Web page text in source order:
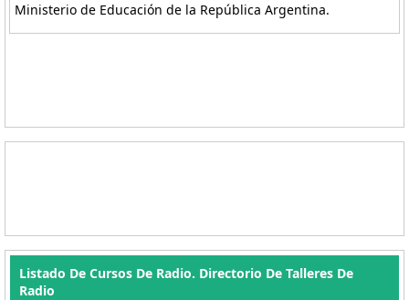
Ministerio de Educación de la República Argentina.
Listado De Cursos De Radio. Directorio De Talleres De
Radio